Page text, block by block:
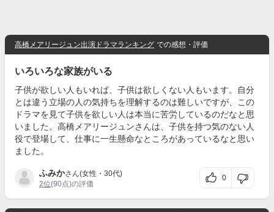
高橋メアリージュン出演ドラマランキング での感想・評価
いろいろな家族がいる
子供が欲しい人もいれば、子供は欲しくない人もいます。自分
とは違う立場の人の気持ちを理解するのは難しいですが、この
ドラマを見て子供を欲しい人は本当に苦労しているのだなと思
いました。高橋メアリージュンさんは、子供を持つ気のない人
役で登場して、仕事に一生懸命なところがあっているなと思い
ました。
ふみかさん(女性・30代)
2位(90点)の評価
0